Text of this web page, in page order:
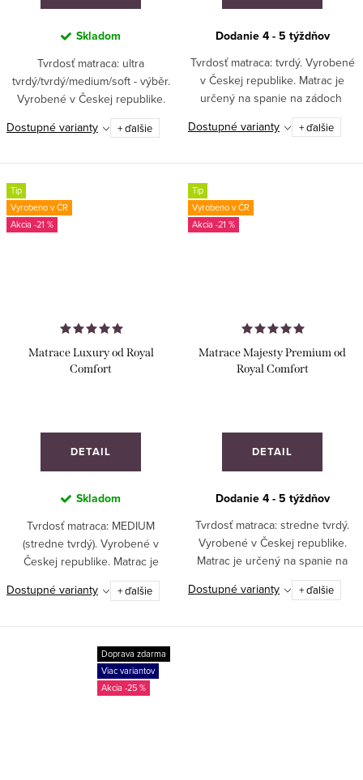
Skladom
Tvrdosť matraca: ultra
tvrdý/tvrdý/medium/soft - výběr.
Vyrobené v Českej republike.
Matrac je určený na veškeré
spanie. Ideálny pre segment
Dostupné varianty + ďalšie
Dodanie 4 - 5 týždňov
Tvrdosť matraca: tvrdý. Vyrobené
v Českej republike. Matrac je
určený na spanie na zádoch
alebo lechké spanie. VYROBENÉ
NA MIERU!
Dostupné varianty + ďalšie
Tip
Vyrobeno v ČR
-21 %
Matrace Luxury od Royal
Comfort
DETAIL
Skladom
Tvrdosť matraca: MEDIUM
(stredne tvrdý). Vyrobené v
Českej republike. Matrac je
určený na bočné spanie, ľahké
alebo stredne ťažké
Dostupné varianty + ďalšie
Tip
Vyrobeno v ČR
-21 %
Matrace Majesty Premium od
Royal Comfort
DETAIL
Dodanie 4 - 5 týždňov
Tvrdosť matraca: stredne tvrdý.
Vyrobené v Českej republike.
Matrac je určený na spanie na
chrbte, stredne tvrdé spanie
alebo tvrdé spanie. Odporúča sa
Dostupné varianty + ďalšie
Doprava zdarma
Viac variantov
-25 %